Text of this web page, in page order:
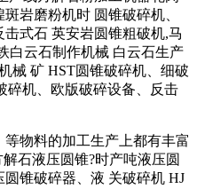
岩磨粉机时 圆锥破碎机、
式石 英安岩圆锥粗破机,马
白云石制作机械 白云石生产
械 矿 HST圆锥破碎机、细破
碎机、欧版破碎设备、反击
物料的加工生产上都有丰富
石液压圆锥?时产吨液压圆
锥破碎器、液 关破碎机 HJ